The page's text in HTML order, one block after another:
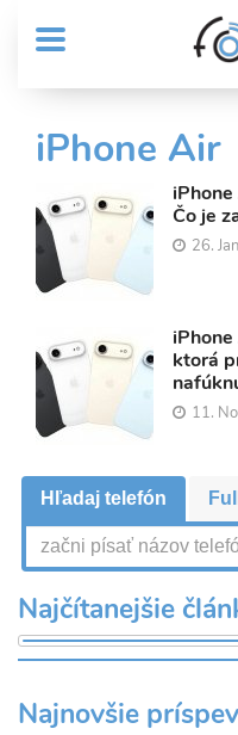
obsah
MENU
Sub
Header
menu
User
account
menu
iPhone Air
Čo je
26.
ktorá
11.
Hľadaj telefón
Najčítanejšie
Najnovšie